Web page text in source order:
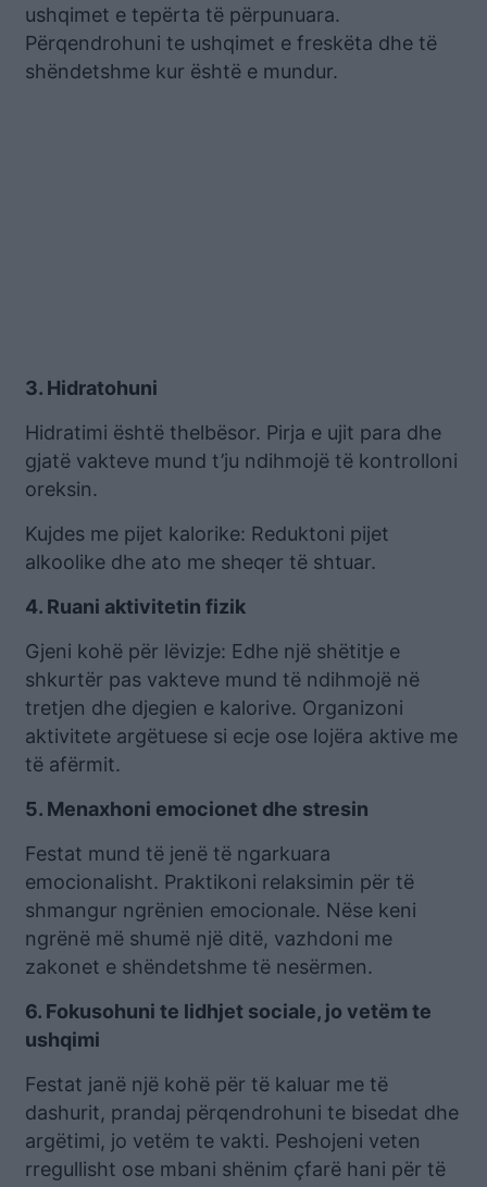
ushqimet e tepërta të përpunuara.
Përqendrohuni te ushqimet e freskëta dhe të
shëndetshme kur është e mundur.
3. Hidratohuni
Hidratimi është thelbësor. Pirja e ujit para dhe
gjatë vakteve mund t’ju ndihmojë të kontrolloni
oreksin.
Kujdes me pijet kalorike: Reduktoni pijet
alkoolike dhe ato me sheqer të shtuar.
4. Ruani aktivitetin fizik
Gjeni kohë për lëvizje: Edhe një shëtitje e
shkurtër pas vakteve mund të ndihmojë në
tretjen dhe djegien e kalorive. Organizoni
aktivitete argëtuese si ecje ose lojëra aktive me
të afërmit.
5. Menaxhoni emocionet dhe stresin
Festat mund të jenë të ngarkuara
emocionalisht. Praktikoni relaksimin për të
shmangur ngrënien emocionale. Nëse keni
ngrënë më shumë një ditë, vazhdoni me
zakonet e shëndetshme të nesërmen.
6. Fokusohuni te lidhjet sociale, jo vetëm te
ushqimi
Festat janë një kohë për të kaluar me të
dashurit, prandaj përqendrohuni te bisedat dhe
argëtimi, jo vetëm te vakti. Peshojeni veten
rregullisht ose mbani shënim çfarë hani për të